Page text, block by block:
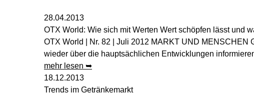
28.04.2013
OTX World: Wie sich mit Werten Wert schöpfen lässt und
OTX World | Nr. 82 | Juli 2012 MARKT UND MENSCHEN
wieder über die hauptsächlichen Entwicklungen
mehr lesen ➥
18.12.2013
Trends im Getränkemarkt